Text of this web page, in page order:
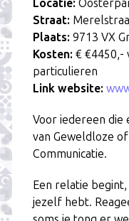
Locatie:
Straat:
Plaats: 9713 VX
Kosten: € €4450,-
particulieren
Link website:
Voor iedereen die
van Geweldloze
Communicatie.
Een relatie
jezelf hebt.